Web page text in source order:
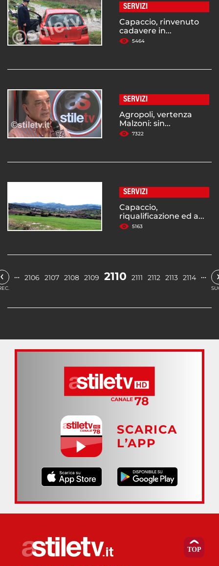
SERVIZI
Capaccio, rinvenuto
cadavere in...
5464
SERVIZI
Agropoli, vertenza
Malzoni: sin...
7322
SERVIZI
Capaccio,
riqualificazione ed a...
5163
‹ … 2106 2107 2108 2109 2110 2111 2112 2113 2114 …
SCARICA
L’APP